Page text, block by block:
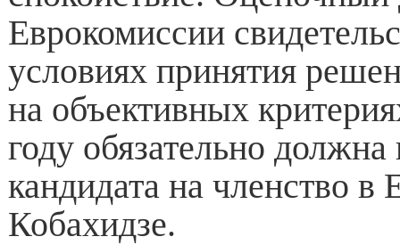
Еврокомиссии
условиях принятия
на объективных
году обязательно должна
кандидата на членство
Кобахидзе.